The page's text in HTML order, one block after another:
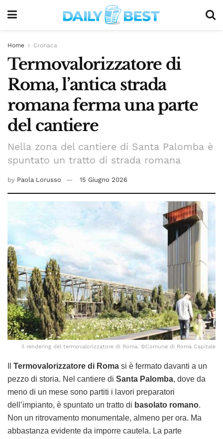
Home Cronaca
Termovalorizzatore di
Roma, l’antica strada
romana ferma una parte
del cantiere
Nella zona del cantiere di Santa Palomba è
spuntato un tratto di strada romana
by Paola Lorusso 15 Giugno 2026
Il rendering del termovalorizzatore di Roma. ©Comune di Roma Capitale
Termovalorizzatore di Roma si è fermato davanti a un
pezzo di storia. Nel cantiere di Santa Palomba, dove da
meno di un mese sono partiti i lavori preparatori
dell’impianto, è spuntato un tratto di basolato romano.
Non un ritrovamento monumentale, almeno per ora. Ma
abbastanza evidente da imporre cautela. La parte